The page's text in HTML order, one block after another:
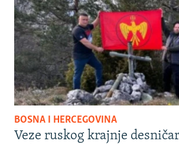
BOSNA I HERCEGOVINA
Veze ruskog krajnje